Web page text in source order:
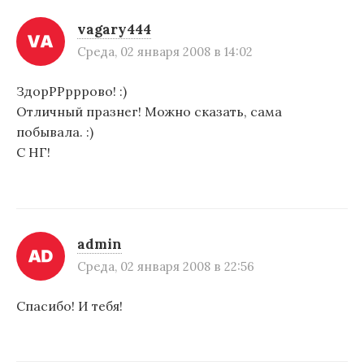
vagary444
Среда, 02 января 2008 в 14:02
ЗдорРРрррово! :)
Отличный празнег! Можно сказать, сама
побывала. :)
С НГ!
admin
Среда, 02 января 2008 в 22:56
Спасибо! И тебя!